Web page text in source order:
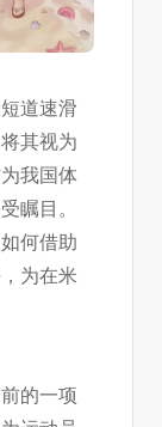
道速滑
其视为
我国体
瞩目。
何借助
为在米
的一项